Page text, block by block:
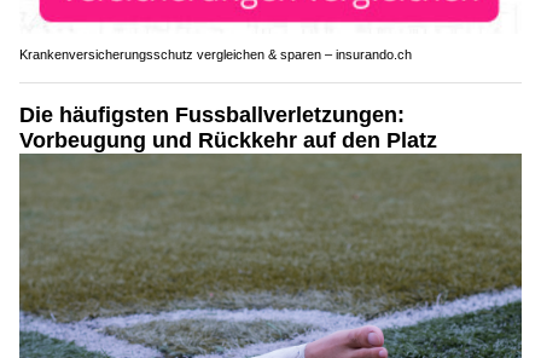
Krankenversicherungsschutz vergleichen & sparen – insurando.ch
Die häufigsten Fussballverletzungen:
Vorbeugung und Rückkehr auf den Platz